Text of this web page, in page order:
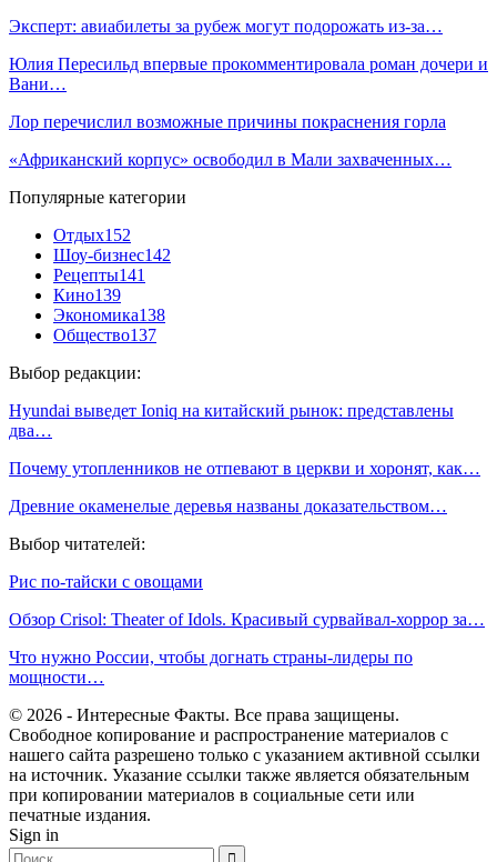
Эксперт: авиабилеты за рубеж могут подорожать из-за…
Юлия Пересильд впервые прокомментировала роман дочери и
Вани…
Лор перечислил возможные причины покраснения горла
«Африканский корпус» освободил в Мали захваченных…
Популярные категории
Отдых152
Шоу-бизнес142
Рецепты141
Кино139
Экономика138
Общество137
Выбор редакции:
Hyundai выведет Ioniq на китайский рынок: представлены
два…
Почему утопленников не отпевают в церкви и хоронят, как…
Древние окаменелые деревья названы доказательством…
Выбор читателей:
Рис по-тайски с овощами
Обзор Crisol: Theater of Idols. Красивый сурвайвал-хоррор за…
Что нужно России, чтобы догнать страны-лидеры по
мощности…
© 2026 - Интересные Факты. Все права защищены.
Свободное копирование и распространение материалов с
нашего сайта разрешено только с указанием активной ссылки
на источник. Указание ссылки также является обязательным
при копировании материалов в социальные сети или
печатные издания.
Sign in